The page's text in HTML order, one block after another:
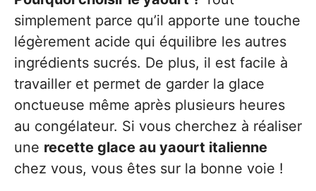
simplement parce qu’il apporte une touche
légèrement acide qui équilibre les autres
ingrédients sucrés. De plus, il est facile à
travailler et permet de garder la glace
onctueuse même après plusieurs heures
au congélateur. Si vous cherchez à réaliser
une recette glace au yaourt italienne
chez vous, vous êtes sur la bonne voie !